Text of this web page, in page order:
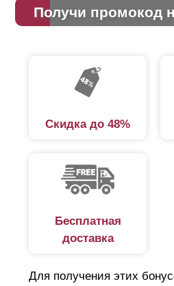
Получи промокод
Скидка до 48%
Бесплатная
доставка
Для получения этих